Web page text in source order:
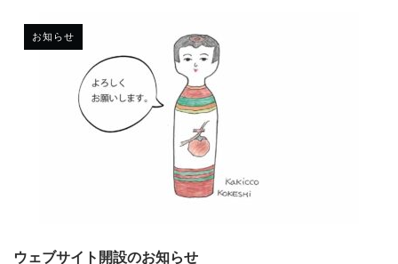
お知らせ
ウェブサイト開設のお知らせ